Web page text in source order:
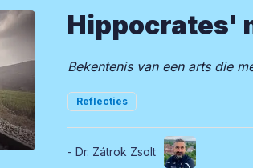
Hippocrates'
Bekentenis van een arts die
Reflecties
Dr. Zátrok Zsolt